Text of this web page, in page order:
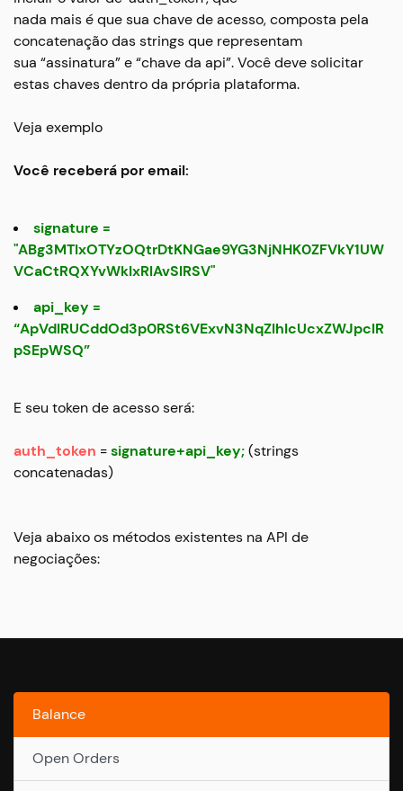
nada mais é que sua chave de acesso, composta pela
concatenação das strings que representam
sua “assinatura” e “chave da api”. Você deve solicitar
estas chaves dentro da própria plataforma.
Veja exemplo
Você receberá por email:
signature =
"ABg3MTIxOTYzOQtrDtKNGae9YG3NjNHK0ZFVkY1UW
VCaCtRQXYvWkIxRlAvSlRSV"
api_key =
“ApVdlRUCddOd3p0RSt6VExvN3NqZlhIcUcxZWJpclR
pSEpWSQ”
E seu token de acesso será:
auth_token =signature+api_key;(strings
concatenadas)
Veja abaixo os métodos existentes na API de
negociações:
Balance
Open Orders